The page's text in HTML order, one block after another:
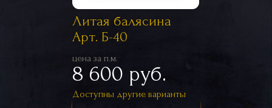
Литая балясина
Арт. Б-40
цена за п.м.
8 600 руб.
Доступны другие варианты